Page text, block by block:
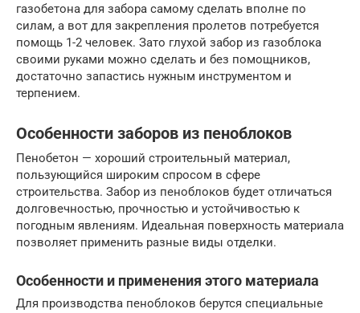
газобетона для забора самому сделать вполне по
силам, а вот для закрепления пролетов потребуется
помощь 1-2 человек. Зато глухой забор из газоблока
своими руками можно сделать и без помощников,
достаточно запастись нужным инструментом и
терпением.
Особенности заборов из пеноблоков
Пенобетон — хороший строительный материал,
пользующийся широким спросом в сфере
строительства. Забор из пеноблоков будет отличаться
долговечностью, прочностью и устойчивостью к
погодным явлениям. Идеальная поверхность материала
позволяет применить разные виды отделки.
Особенности и применения этого материала
Для производства пеноблоков берутся специальные